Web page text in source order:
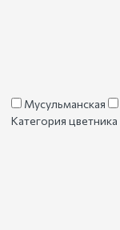
Мусульманская
Категория цветника